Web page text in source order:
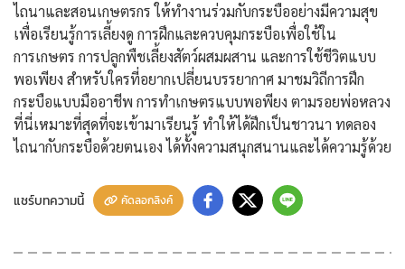
ไถนาและสอนเกษตรกร ให้ทำงานร่วมกับกระบืออย่างมีความสุข
เพื่อเรียนรู้การเลี้ยงดู การฝึกและควบคุมกระบือเพื่อใช้ใน
การเกษตร การปลูกพืชเลี้ยงสัตว์ผสมผสาน และการใช้ชีวิตแบบ
พอเพียง สำหรับใครที่อยากเปลี่ยนบรรยากาศ มาชมวิถีการฝึก
กระบือแบบมืออาชีพ การทำเกษตรแบบพอพียง ตามรอยพ่อหลวง
ที่นี่เหมาะที่สุดที่จะเข้ามาเรียนรู้ ทำให้ได้ฝึกเป็นชาวนา ทดลอง
ไถนากับกระบือด้วยตนเอง ได้ทั้งความสนุกสนานและได้ความรู้ด้วย
แชร์บทความนี้ คัดลอกลิงค์